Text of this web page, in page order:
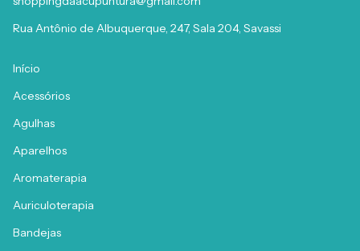
Rua Antônio de Albuquerque, 247, Sala 204, Savassi
Início
Acessórios
Agulhas
Aparelhos
Aromaterapia
Auriculoterapia
Bandejas